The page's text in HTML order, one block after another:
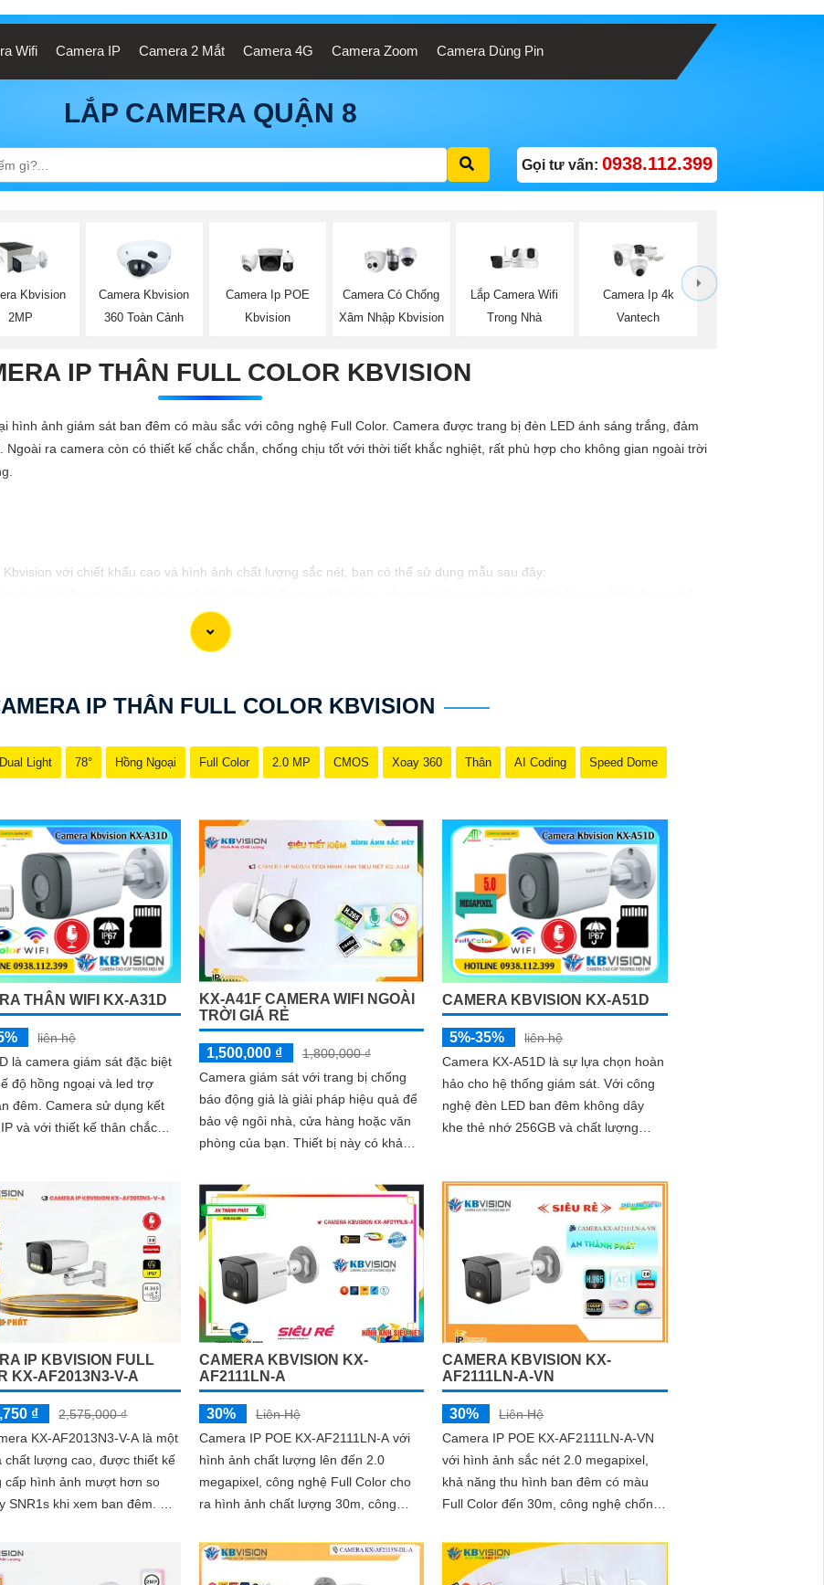
Wifi Camera IP Camera 2 Mắt Camera 4G Camera Zoom Camera Dùng Pin
LẮP CAMERA QUẬN 8
Gọi tư vấn: 0938.112.399
Kbvision
2MP
Camera Kbvision
360 Toàn Cảnh
Camera Ip POE
Kbvision
Camera Có Chống
Xâm Nhập Kbvision
Lắp Camera Wifi
Trong Nhà
Camera Ip 4k
Vantech
IP THÂN FULL COLOR KBVISION
hình ảnh giám sát ban đêm có màu sắc với công nghệ Full Color. Camera được trang bị đèn LED ánh sáng trắng, đảm
ra camera còn có thiết kế chắc chắn, chống chịu tốt với thời tiết khắc nghiệt, rất phù hợp cho không gian ngoài trời
với chiết khấu cao và hình ảnh chất lượng sắc nét, bạn có thể sử dụng mẫu sau đây:
ảnh chất lượng cao, rõ nét và độ tin cậy cao. Đừng để bất kỳ sự cố nào xảy ra mà không có sự giám sát chuyên nghiệp.
đình và tài sản của bạn ngay hôm nay!"
IP THÂN FULL COLOR KBVISION
Dual Light 78° Hồng Ngoại Full Color 2.0 MP CMOS Xoay 360 Thân AI Coding Speed Dome
THÂN WIFI KX-A31D
liên hệ
là camera giám sát đặc biệt
độ hồng ngoại và led trợ
sử dụng kết
và với thiết kế thân chắc
âm thanh
KX-A41F CAMERA WIFI NGOÀI
TRỜI GIÁ RẺ
1,500,000 ₫
1,800,000 ₫
Camera giám sát với trang bị chống
báo động giả là giải pháp hiệu quả để
bảo vệ ngôi nhà, cửa hàng hoặc văn
phòng của bạn. Thiết bị này có khả
CAMERA KBVISION KX-A51D
5%-35%
liên hệ
Camera KX-A51D là sự lựa chọn hoàn
hảo cho hệ thống giám sát. Với công
nghệ đèn LED ban đêm không dây
khe thẻ nhớ 256GB và chất lượng
IP KBVISION FULL
KX-AF2013N3-V-A
₫
2,575,000 ₫
KX-AF2013N3-V-A là một
chất lượng cao, được thiết kế
cấp hình ảnh mượt hơn so
khi xem ban đêm. Với
CAMERA KBVISION KX-
AF2111LN-A
30%
Liên Hệ
Camera IP POE KX-AF2111LN-A với
hình ảnh chất lượng lên đến 2.0
megapixel, công nghệ Full Color cho
ra hình ảnh chất lượng 30m, công
năng thu âm...
CAMERA KBVISION KX-
AF2111LN-A-VN
30%
Liên Hệ
Camera IP POE KX-AF2111LN-A-VN
với hình ảnh sắc nét 2.0 megapixel,
khả năng thu hình ban đêm có màu
Full Color đến 30m, công nghệ chống
và chuẩn chống nước - bụi bẩn IP67